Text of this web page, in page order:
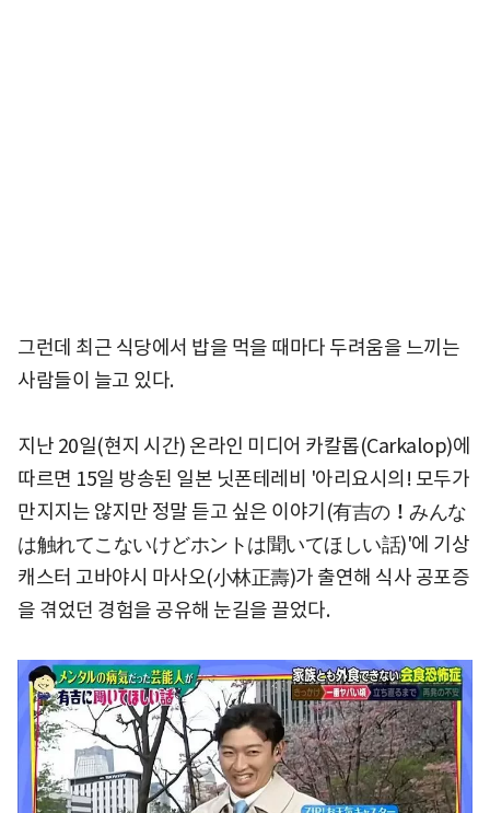
그런데 최근 식당에서 밥을 먹을 때마다 두려움을 느끼는
사람들이 늘고 있다.
지난 20일(현지 시간) 온라인 미디어 카칼롭(Carkalop)에
따르면 15일 방송된 일본 닛폰테레비 '아리요시의! 모두가
만지지는 않지만 정말 듣고 싶은 이야기(有吉の！みんな
は触れてこないけどホントは聞いてほしい話)'에 기상
캐스터 고바야시 마사오(小林正壽)가 출연해 식사 공포증
을 겪었던 경험을 공유해 눈길을 끌었다.